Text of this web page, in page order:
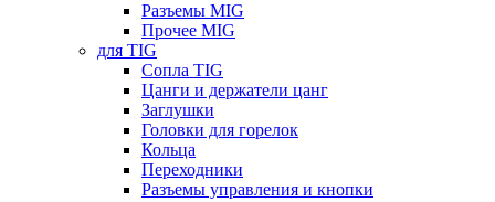
Разъемы MIG
Прочее MIG
для TIG
Сопла TIG
Цанги и держатели цанг
Заглушки
Головки для горелок
Кольца
Переходники
Разъемы управления и кнопки